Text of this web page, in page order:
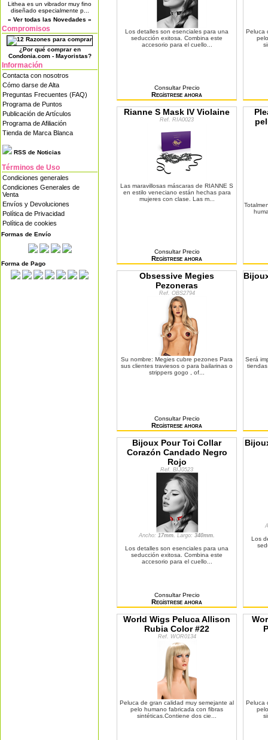
Lithea es un vibrador muy fino
diseñado especialmente p...
« Ver todas las Novedades »
Compromisos
¿Por qué comprar en
Condonia.com - Mayoristas?
Información
Contacta con nosotros
Cómo darse de Alta
Preguntas Frecuentes (FAQ)
Programa de Puntos
Publicación de Artículos
Programa de Afiliación
Tienda de Marca Blanca
RSS de Noticias
Términos de Uso
Condiciones generales
Condiciones Generales de
Venta
Envíos y Devoluciones
Política de Privacidad
Política de cookies
Formas de Envío
Forma de Pago
Los detalles son esenciales para una
seducción exitosa. Combina este
accesorio para el cuello...
Consultar Precio
Regístrese ahora
Peluca
Rianne S Mask IV Violaine
Ref. RIA0023
Las maravillosas máscaras de RIANNE S
en estilo veneciano están hechas para
mujeres con clase. Las m...
Consultar Precio
Regístrese ahora
Obsessive Megies
Pezoneras
Ref. OBS2794
Su nombre: Megies cubre pezones Para
sus clientes traviesos o para bailarinas o
strippers gogo , of...
Consultar Precio
Regístrese ahora
Será
Bijoux Pour Toi Collar
Corazón Candado Negro
Rojo
Ref. BIJ0523
Ancho: 17mm. Largo: 340mm.
Los detalles son esenciales para una
seducción exitosa. Combina este
accesorio para el cuello...
Consultar Precio
Regístrese ahora
Los
World Wigs Peluca Allison
Rubia Color #22
Ref. WOR0134
Peluca de gran calidad muy semejante al
pelo humano fabricada con fibras
sintéticas.Contiene dos cie...
Peluca